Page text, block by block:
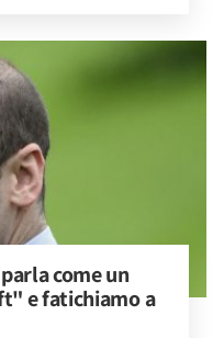
come un
e fatichiamo a